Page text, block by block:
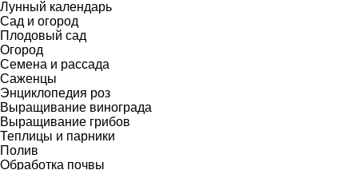
Лунный календарь
Сад и огород
Плодовый сад
Огород
Семена и рассада
Саженцы
Энциклопедия роз
Выращивание винограда
Выращивание грибов
Теплицы и парники
Полив
Обработка почвы